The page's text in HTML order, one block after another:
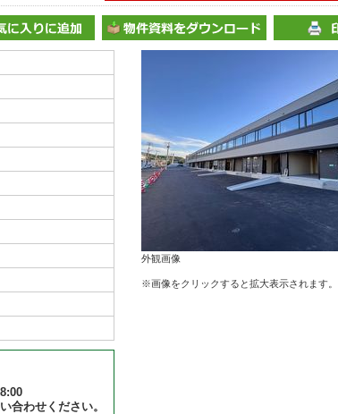
合わせください。
外観画像
※画像をクリックすると拡大表示されます。